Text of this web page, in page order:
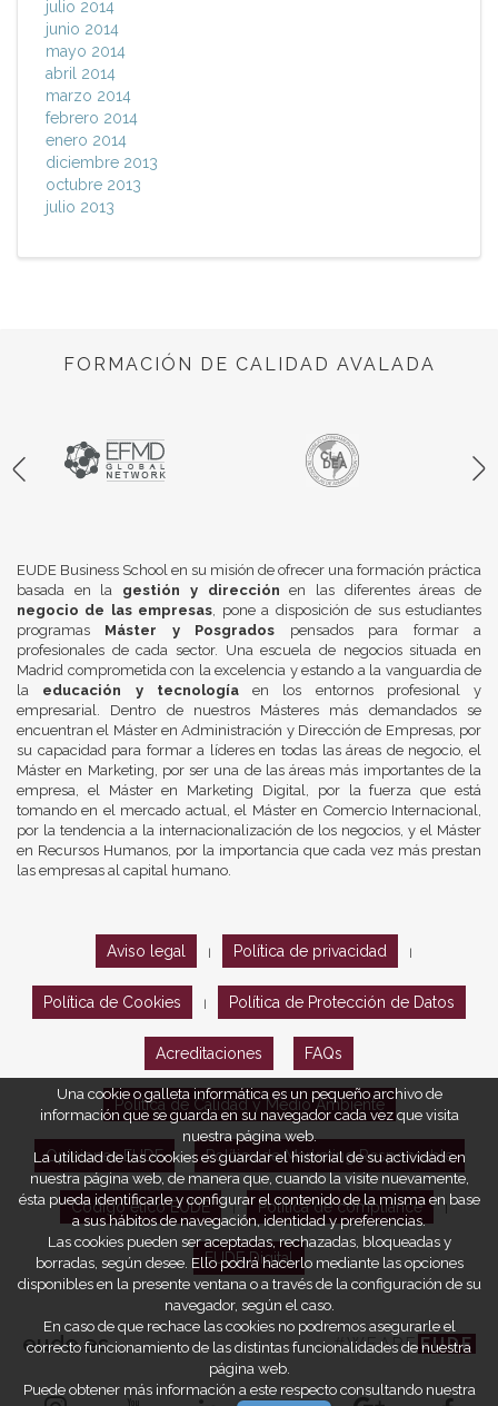
julio 2014
junio 2014
mayo 2014
abril 2014
marzo 2014
febrero 2014
enero 2014
diciembre 2013
octubre 2013
julio 2013
FORMACIÓN DE CALIDAD AVALADA
EUDE Business School en su misión de ofrecer una formación práctica
basada en la gestión y dirección en las diferentes áreas de
negocio de las empresas , pone a disposición de sus estudiantes
programas Máster y Posgrados pensados para formar a
profesionales de cada sector. Una escuela de negocios situada en
Madrid comprometida con la excelencia y estando a la vanguardia de
la educación y tecnologíaen los entornos profesional y
empresarial. Dentro de nuestros Másteres más demandados se
encuentran el Máster en Administración y Dirección de Empresas, por
su capacidad para formar a líderes en todas las áreas de negocio, el
Máster en Marketing, por ser una de las áreas más importantes de la
empresa, el Máster en Marketing Digital, por la fuerza que está
tomando en el mercado actual, el Máster en Comercio Internacional,
por la tendencia a la internacionalización de los negocios, y el Máster
en Recursos Humanos, por la importancia que cada vez más prestan
las empresas al capital humano.
Aviso legal Política de privacidad
Política de Cookies Política de Protección de Datos
Acreditaciones FAQs
Política de Calidad y Medio Ambiente
Opiniones EUDE Política de Marketing Responsable
Código ético EUDE Política de compliance
EUDE Digital
eude.es #WEAREEUDE
Una cookie o galleta informática es un pequeño archivo de
información que se guarda en su navegador cada vez que visita
nuestra página web.
La utilidad de las cookies es guardar el historial de su actividad en
nuestra página web, de manera que, cuando la visite nuevamente,
ésta pueda identificarle y configurar el contenido de la misma en base
a sus hábitos de navegación, identidad y preferencias.
Las cookies pueden ser aceptadas, rechazadas, bloqueadas y
borradas, según desee. Ello podrá hacerlo mediante las opciones
disponibles en la presente ventana o a través de la configuración de su
navegador, según el caso.
En caso de que rechace las cookies no podremos asegurarle el
correcto funcionamiento de las distintas funcionalidades de nuestra
página web.
Puede obtener más información a este respecto consultando nuestra